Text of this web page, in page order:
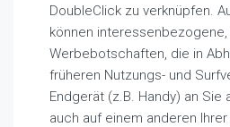
DoubleClick zu verknüpfen.
können
Werbebotschaften, die in
früheren Nutzungs- und
Endgerät (z.B. Handy) an Sie
auch auf einem anderen